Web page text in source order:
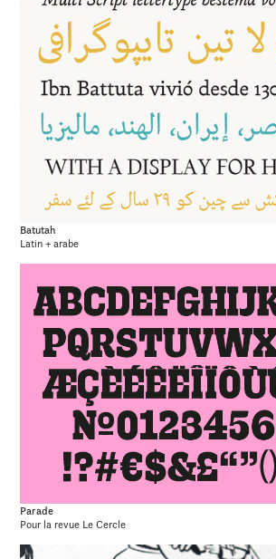
Batutah
Latin + arabe
Parade
Pour la revue Le Cercle